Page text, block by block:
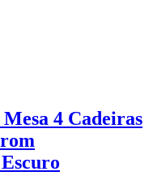
4 Cadeiras